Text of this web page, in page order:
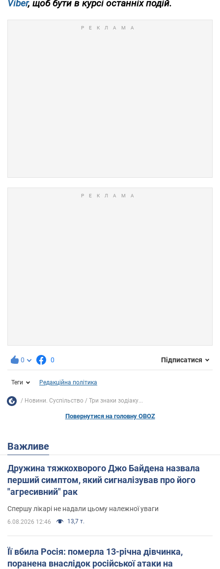
Viber, щоб бути в курсі останніх подій.
0 0 Підписатися
Теги Редакційна політика
Новини. Суспільство Три знаки зодіаку...
Повернутися на головну OBOZ
Важливе
Дружина тяжкохворого Джо Байдена назвала
перший симптом, який сигналізував про його
"агресивний" рак
Спершу лікарі не надали цьому належної уваги
6.08.2026 12:46 13,7 т.
Її вбила Росія: померла 13-річна дівчинка,
поранена внаслідок російської атаки на